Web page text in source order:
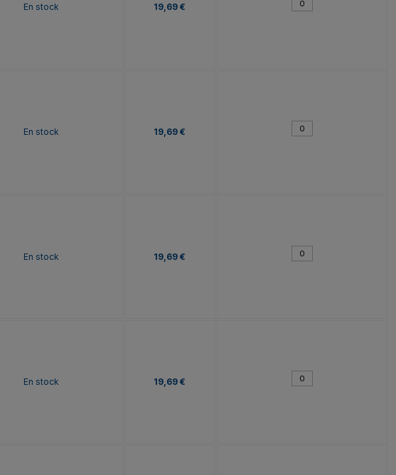
En stock 19,69 €
En stock 19,69 €
En stock 19,69 €
En stock 19,69 €